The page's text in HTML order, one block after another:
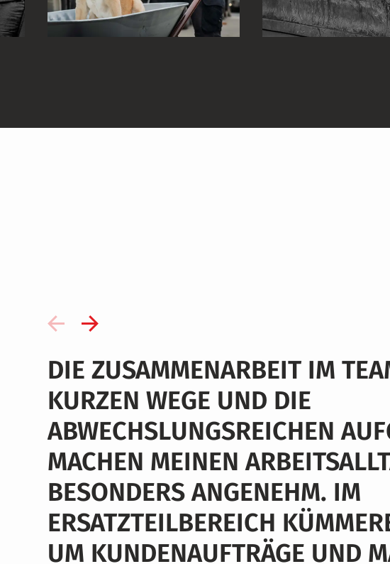
DIE ZUSAMMENARBEIT IM
KURZEN WEGE UND DIE
ABWECHSLUNGSREICHEN
MACHEN MEINEN
BESONDERS ANGENEHM. IM
ERSATZTEILBEREICH
UM KUNDENAUFTRÄGE UND
VERENA ECHTERHOFF, MARKETING MANAGERIN